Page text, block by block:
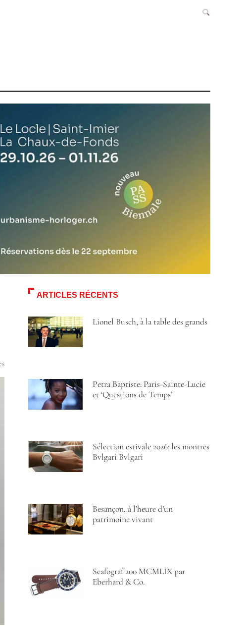
ARTICLES RÉCENTS
Lionel Busch, à la table des grands
Petra Baptiste: Paris-Sainte-Lucie
et ‘Questions de Temps’
Sélection estivale 2026: les montres
Bvlgari Bvlgari
Besançon, à l’heure d’un
patrimoine vivant
Scafograf 200 MCMLIX par
Eberhard & Co.